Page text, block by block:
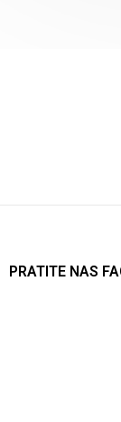
PRATITE NAS